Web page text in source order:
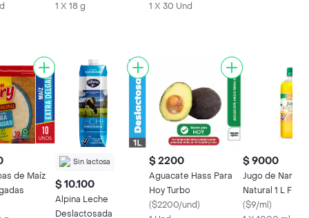
1 X 18 g
1 X 30 Und
de Maíz
Sin lactosa
$ 10.100
Alpina Leche
Deslactosada
$ 2200
Aguacate Hass Para
Hoy Turbo
($2200/und)
$ 9000
Jugo de
Natural 1 L
($9/ml)